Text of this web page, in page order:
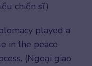
chiến sĩ.)
played a
in the peace
(Ngoại giao